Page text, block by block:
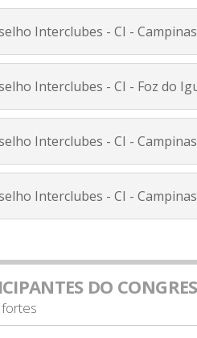
Interclubes - CI -
Interclubes - CI - Foz do
Interclubes - CI -
Interclubes - CI -
DO